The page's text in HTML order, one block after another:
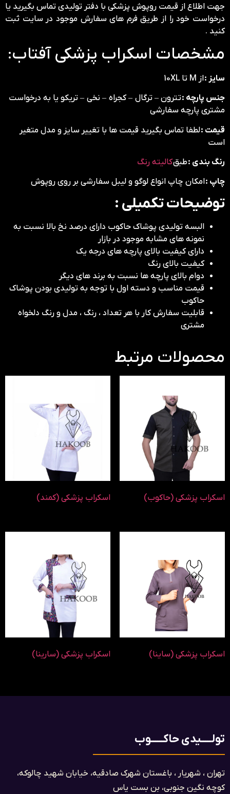
جهت اطلاع از قیمت روپوش پزشکی با دفتر تولیدی تماس بگیرید یا
درخواست خود را از طریق فرم های سفارش موجود در سایت ثبت
کنید .
مشخصات اسکراب پزشکی آفتاب:
سایز :از M تا 10XL
جنس پارچه :تترون – ترگال – کجراه – نخی – تریکو یا به درخواست
مشتری پارچه سفارشی
قیمت :لطفا تماس بگیرید قیمت ها با تغییر سایز و مدل متغیر
است
رنگ بندی :طبقکالیته رنگ
چاپ :امکان چاپ انواع لوگو و لیبل سفارشی بر روی روپوش
توضیحات تکمیلی :
البسه تولیدی پوشاک حاکوب دارای درصد نخ بالا نسبت به
نمونه های مشابه موجود در بازار
دارای کیفیت بالای پارچه های درجه یک
کیفیت بالای رنگ
دوام بالای پارچه ها نسبت به برند های دیگر
قیمت مناسب و دسته اول با توجه به تولیدی بودن پوشاک
حاکوب
قابلیت سفارش کار با هر تعداد ، رنگ ، مدل و رنگ دلخواه
مشتری
محصولات مرتبط
اسکراب پزشکی (حاکوب) اسکراب پزشکی (کمند)
اسکراب پزشکی (ساینا) اسکراب پزشکی (سارینا)
تولـــــیدی حاکــــــوب
تهران ، شهریار ، باغستان شهرک صادقیه، خیابان شهید چالوکه،
کوچه نگین جنوبی، بن بست یاس​